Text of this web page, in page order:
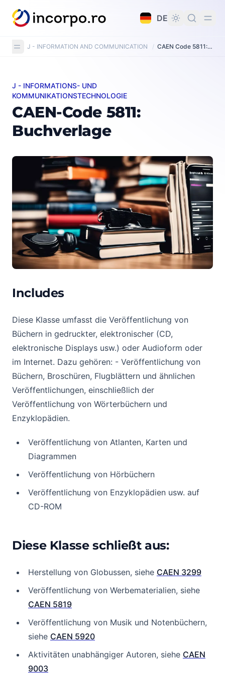
springen
DE
J - INFORMATION AND COMMUNICATION / CAEN Code 5811: Book publishing
CAEN-Code 5811: Buchverlage
J - INFORMATIONS- UND
KOMMUNIKATIONSTECHNOLOGIE
CAEN-Code 5811:
Buchverlage
Includes
Diese Klasse umfasst die Veröffentlichung von
Büchern in gedruckter, elektronischer (CD,
elektronische Displays usw.) oder Audioform oder
im Internet. Dazu gehören: - Veröffentlichung von
Büchern, Broschüren, Flugblättern und ähnlichen
Veröffentlichungen, einschließlich der
Veröffentlichung von Wörterbüchern und
Enzyklopädien.
Veröffentlichung von Atlanten, Karten und
Diagrammen
Veröffentlichung von Hörbüchern
Veröffentlichung von Enzyklopädien usw. auf
CD-ROM
Diese Klasse schließt aus:
Herstellung von Globussen, siehe CAEN 3299
Veröffentlichung von Werbematerialien, siehe
CAEN 5819
Veröffentlichung von Musik und Notenbüchern,
siehe CAEN 5920
Aktivitäten unabhängiger Autoren, siehe CAEN
9003